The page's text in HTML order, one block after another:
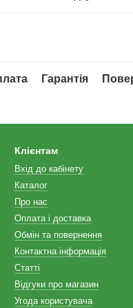
Гарантія
Клієнтам
Вхід до кабінету
Каталог
Про нас
Оплата і доставка
Обмін та повернення
Контактна інформація
Статті
Відгуки про магазин
Угода користувача